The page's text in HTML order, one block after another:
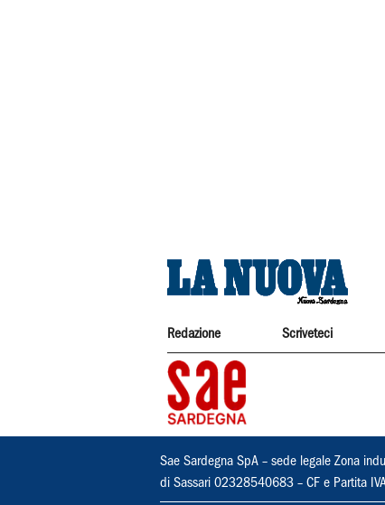
Redazione Scriveteci
Sae Sardegna SpA – sede legale Zona
di Sassari 02328540683 – CF e Partita